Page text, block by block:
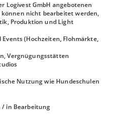
Logivest GmbH angebotenen
nicht bearbeitet werden,
Produktion und Light
(Hochzeiten, Flohmärkte,
Vergnügungsstätten
Nutzung wie Hundeschulen
/ in Bearbeitung